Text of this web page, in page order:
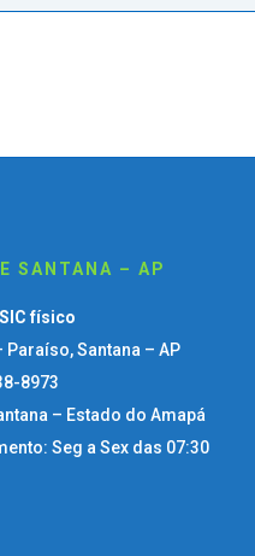
SANTANA – AP
físico
Paraíso, Santana – AP
8973
– Estado do Amapá
Seg a Sex das 07:30